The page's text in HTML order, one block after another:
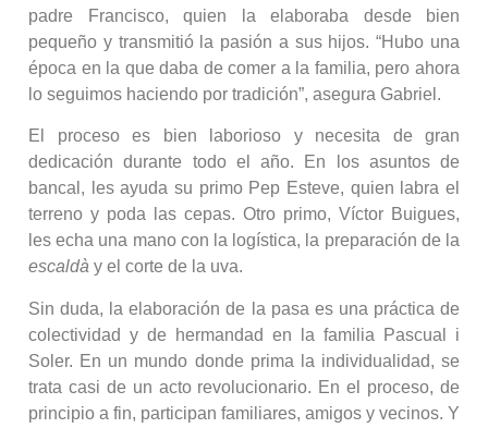
padre Francisco, quien la elaboraba desde bien
pequeño y transmitió la pasión a sus hijos. “Hubo una
época en la que daba de comer a la familia, pero ahora
lo seguimos haciendo por tradición”, asegura Gabriel.
El proceso es bien laborioso y necesita de gran
dedicación durante todo el año. En los asuntos de
bancal, les ayuda su primo Pep Esteve, quien labra el
terreno y poda las cepas. Otro primo, Víctor Buigues,
les echa una mano con la logística, la preparación de la
escaldà y el corte de la uva.
Sin duda, la elaboración de la pasa es una práctica de
colectividad y de hermandad en la familia Pascual i
Soler. En un mundo donde prima la individualidad, se
trata casi de un acto revolucionario. En el proceso, de
principio a fin, participan familiares, amigos y vecinos. Y